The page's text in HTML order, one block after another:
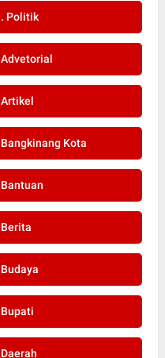
. Politik
Advetorial
Artikel
Bangkinang Kota
Bantuan
Berita
Budaya
Bupati
Daerah